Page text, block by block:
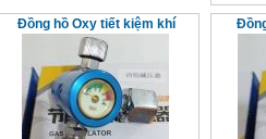
Đồng hồ Oxy tiết kiệm khí